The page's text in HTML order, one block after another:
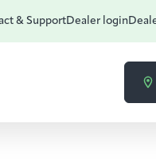
& SupportDealer login